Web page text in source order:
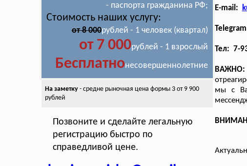
- паспорта гражданина РФ;
Стоимость наших услугу:
от 8 000рублей - 1 человек (квартал)
от 7 000рублей - 1 взрослый
Бесплатнонесовершеннолетние
На заметку- средне рыночная цена формы 3 от 9 900
рублей
Позвоните и сделайте легальную
регистрацию быстро по
справедливой цене.
E-mail:
Тел: 7-
ВАЖНО:
мы с